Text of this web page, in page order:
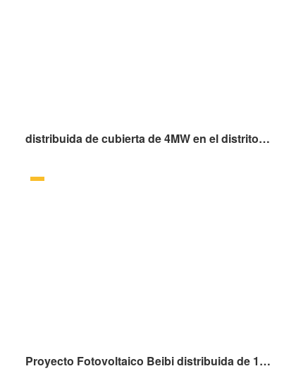
distribuida de cubierta de 4MW en el distrito de Fengxian, Shanghai (Proyecto Sol Dorado)
Proyecto Fotovoltaico Beibi distribuida de 1.73MW en la ciudad de Nantong, provincia de Jiangsu